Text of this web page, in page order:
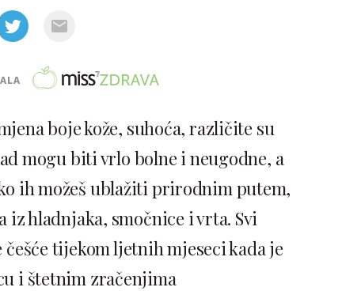
boje kože, suhoća, različite su
mogu biti vrlo bolne i neugodne, a
ih možeš ublažiti prirodnim putem,
hladnjaka, smočnice i vrta. Svi
tijekom ljetnih mjeseci kada je
i štetnim zračenjima